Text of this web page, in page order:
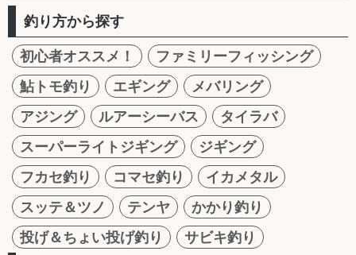
釣り方から探す
初心者オススメ！
ファミリーフィッシング
鮎トモ釣り
エギング
メバリング
アジング
ルアーシーバス
タイラバ
スーパーライトジギング
ジギング
フカセ釣り
コマセ釣り
イカメタル
スッテ＆ツノ
テンヤ
かかり釣り
投げ＆ちょい投げ釣り
サビキ釣り